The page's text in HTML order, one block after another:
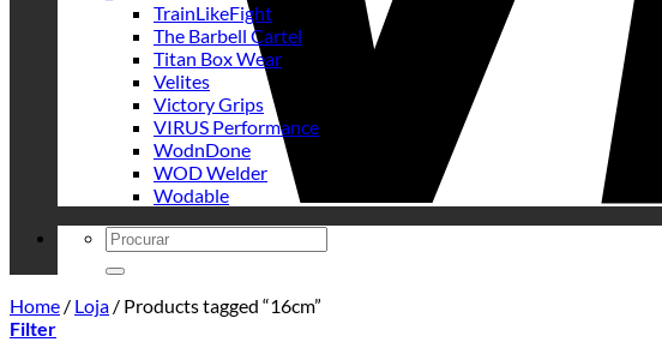
TrainLikeFight
The Barbell Cartel
Titan Box Wear
Velites
Victory Grips
VIRUS Performance
WodnDone
WOD Welder
Wodable
Search
for:
Home / Loja / Products tagged “16cm”
Filter